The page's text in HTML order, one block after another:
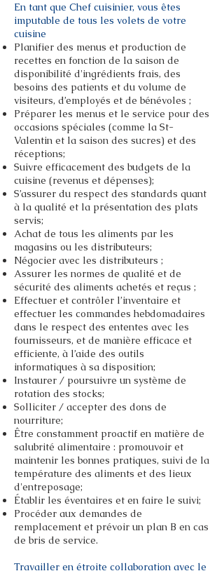
En tant que Chef cuisinier, vous êtes
imputable de tous les volets de votre
cuisine
Planifier des menus et production de
recettes en fonction de la saison de
disponibilité d'ingrédients frais, des
besoins des patients et du volume de
visiteurs, d’employés et de bénévoles ;
Préparer les menus et le service pour des
occasions spéciales (comme la St-
Valentin et la saison des sucres) et des
réceptions;
Suivre efficacement des budgets de la
cuisine (revenus et dépenses);
S’assurer du respect des standards quant
à la qualité et la présentation des plats
servis;
Achat de tous les aliments par les
magasins ou les distributeurs;
Négocier avec les distributeurs ;
Assurer les normes de qualité et de
sécurité des aliments achetés et reçus ;
Effectuer et contrôler l’inventaire et
effectuer les commandes hebdomadaires
dans le respect des ententes avec les
fournisseurs, et de manière efficace et
efficiente, à l’aide des outils
informatiques à sa disposition;
Instaurer / poursuivre un système de
rotation des stocks;
Solliciter / accepter des dons de
nourriture;
Être constamment proactif en matière de
salubrité alimentaire : promouvoir et
maintenir les bonnes pratiques, suivi de la
température des aliments et des lieux
d'entreposage;
Établir les éventaires et en faire le suivi;
Procéder aux demandes de
remplacement et prévoir un plan B en cas
de bris de service.
Travailler en étroite collaboration avec le